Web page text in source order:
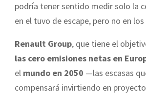
podría tener sentido medir solo la
en el tuvo de escape, pero no en los
Renault Group, que tiene el
las cero emisiones netas en
el mundo en 2050 —las escasas
compensará invirtiendo en